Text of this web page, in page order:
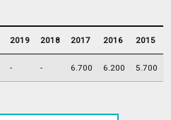
2019 2018 2017 2016 2015
- - 6.700 6.200 5.700